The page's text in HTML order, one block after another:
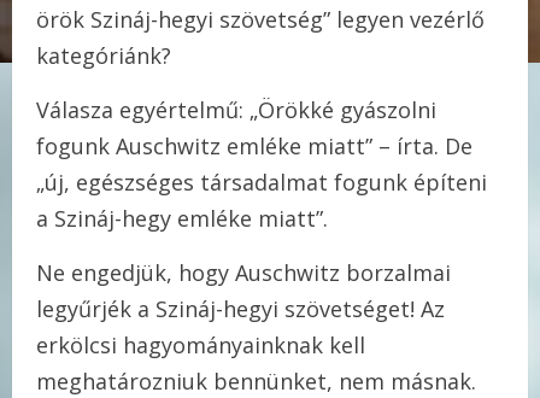
örök Szináj-hegyi szövetség” legyen vezérlő
kategóriánk?
Válasza egyértelmű: „Örökké gyászolni
fogunk Auschwitz emléke miatt” – írta. De
„új, egészséges társadalmat fogunk építeni
a Szináj-hegy emléke miatt”.
Ne engedjük, hogy Auschwitz borzalmai
legyűrjék a Szináj-hegyi szövetséget! Az
erkölcsi hagyományainknak kell
meghatározniuk bennünket, nem másnak.